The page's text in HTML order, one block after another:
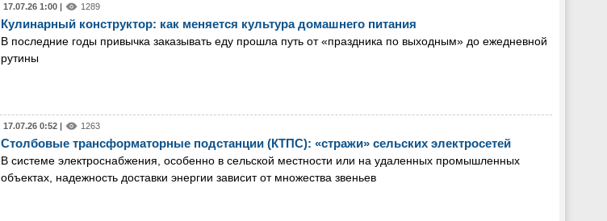
17.07.26 1:00 | 1289
Кулинарный конструктор: как меняется культура домашнего питания
В последние годы привычка заказывать еду прошла путь от «праздника по выходным» до ежедневной
рутины
17.07.26 0:52 | 1263
Столбовые трансформаторные подстанции (КТПС): «стражи» сельских электросетей
В системе электроснабжения, особенно в сельской местности или на удаленных промышленных
объектах, надежность доставки энергии зависит от множества звеньев